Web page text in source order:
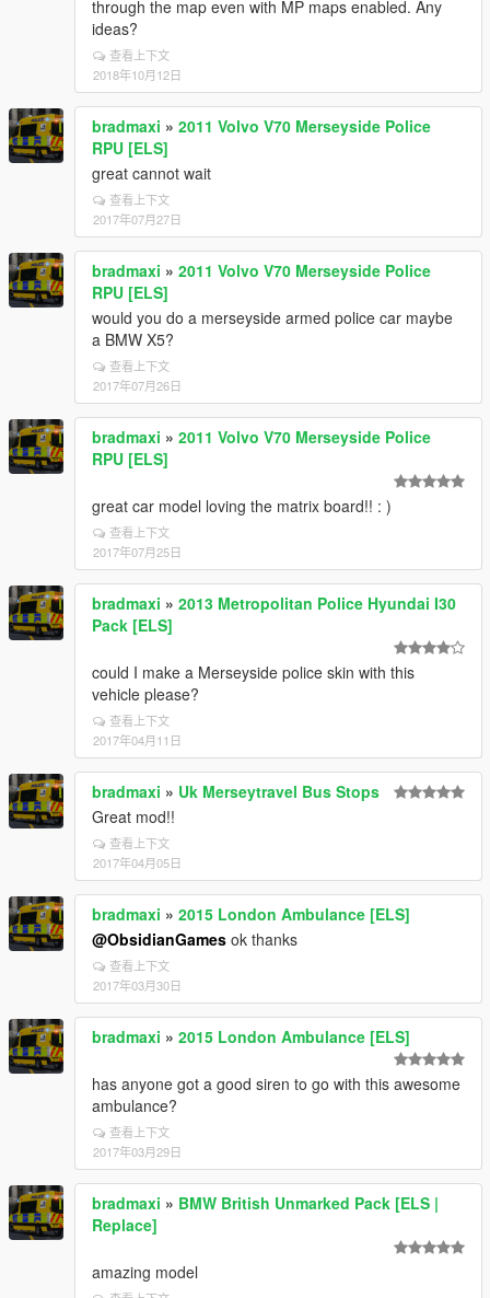
through the map even with MP maps enabled. Any
ideas?
查看上下文
2018年10月12日
bradmaxi » 2011 Volvo V70 Merseyside Police
RPU [ELS]
great cannot wait
查看上下文
2017年07月27日
bradmaxi » 2011 Volvo V70 Merseyside Police
RPU [ELS]
would you do a merseyside armed police car maybe
a BMW X5?
查看上下文
2017年07月26日
bradmaxi » 2011 Volvo V70 Merseyside Police
RPU [ELS]
great car model loving the matrix board!! : )
查看上下文
2017年07月25日
bradmaxi » 2013 Metropolitan Police Hyundai I30
Pack [ELS]
could I make a Merseyside police skin with this
vehicle please?
查看上下文
2017年04月11日
bradmaxi » Uk Merseytravel Bus Stops
Great mod!!
查看上下文
2017年04月05日
bradmaxi » 2015 London Ambulance [ELS]
@ObsidianGames ok thanks
查看上下文
2017年03月30日
bradmaxi » 2015 London Ambulance [ELS]
has anyone got a good siren to go with this awesome
ambulance?
查看上下文
2017年03月29日
bradmaxi » BMW British Unmarked Pack [ELS |
Replace]
amazing model